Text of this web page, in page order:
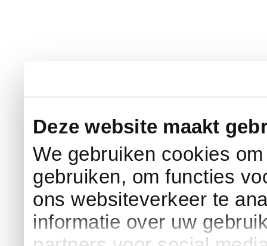
Deze website maakt
We gebruiken cookies
gebruiken, om functies
ons websiteverkeer te
informatie over uw